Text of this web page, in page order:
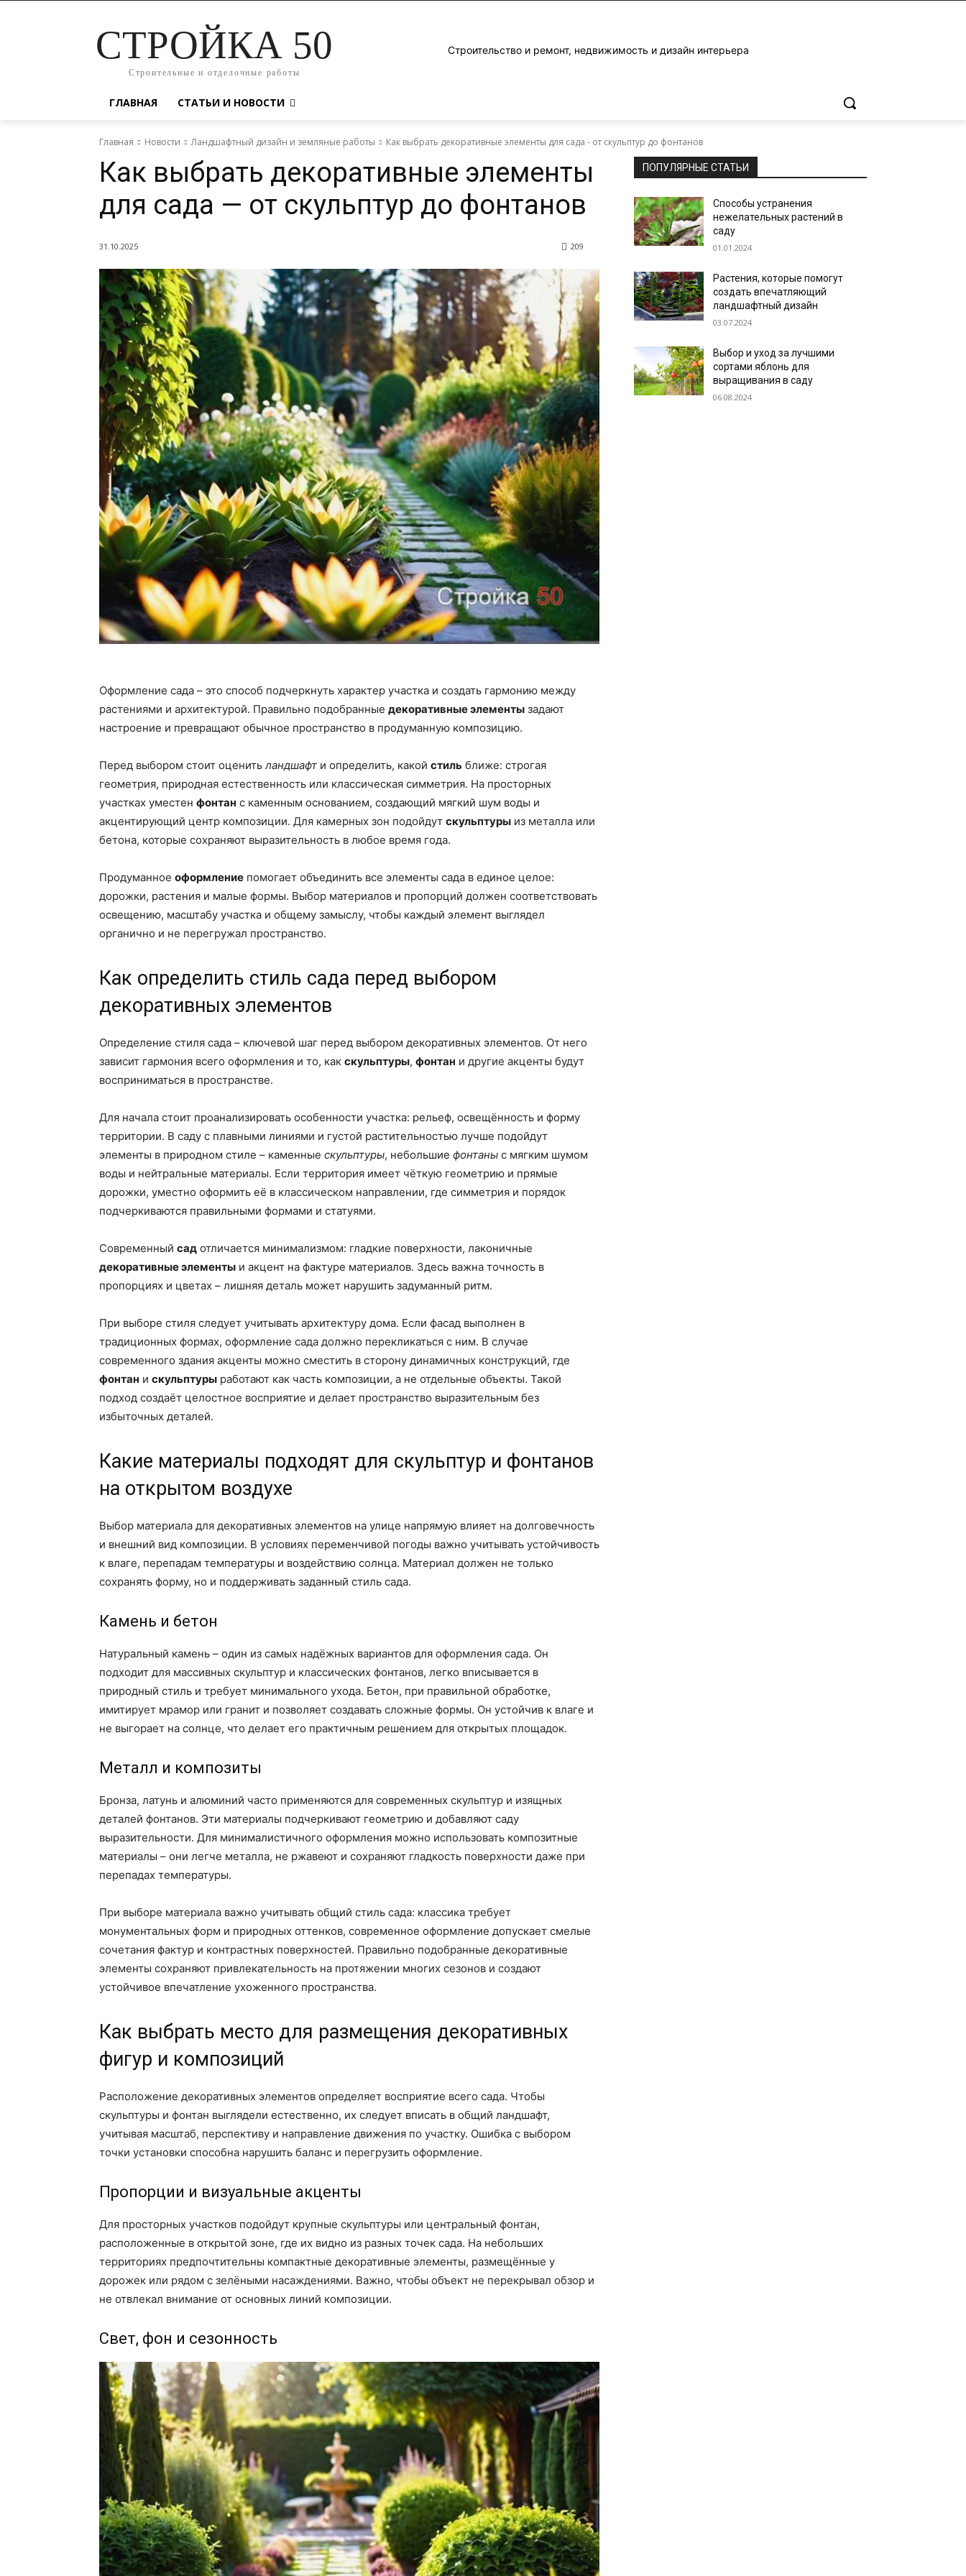
СТРОЙКА 50
Строительные и отделочные работы
Строительство и ремонт, недвижимость и дизайн интерьера
ГЛАВНАЯ СТАТЬИ И НОВОСТИ
Главная Новости Ландшафтный дизайн и земляные работы Как выбрать декоративные элементы для сада - от скульптур до фонтанов
Как выбрать декоративные элементы
для сада — от скульптур до фонтанов
31.10.2025 209
Оформление сада – это способ подчеркнуть характер участка и создать гармонию между
растениями и архитектурой. Правильно подобранные декоративные элементы задают
настроение и превращают обычное пространство в продуманную композицию.
Перед выбором стоит оценитьландшафт и определить, какой стиль ближе: строгая
геометрия, природная естественность или классическая симметрия. На просторных
участках уместен фонтан с каменным основанием, создающий мягкий шум воды и
акцентирующий центр композиции. Для камерных зон подойдут скульптуры из металла или
бетона, которые сохраняют выразительность в любое время года.
Продуманное оформление помогает объединить все элементы сада в единое целое:
дорожки, растения и малые формы. Выбор материалов и пропорций должен соответствовать
освещению, масштабу участка и общему замыслу, чтобы каждый элемент выглядел
органично и не перегружал пространство.
Как определить стиль сада перед выбором
декоративных элементов
Определение стиля сада – ключевой шаг перед выбором декоративных элементов. От него
зависит гармония всего оформления и то, как скульптуры, фонтан и другие акценты будут
восприниматься в пространстве.
Для начала стоит проанализировать особенности участка: рельеф, освещённость и форму
территории. В саду с плавными линиями и густой растительностью лучше подойдут
элементы в природном стиле – каменные скульптуры, небольшие фонтаны с мягким шумом
воды и нейтральные материалы. Если территория имеет чёткую геометрию и прямые
дорожки, уместно оформить её в классическом направлении, где симметрия и порядок
подчеркиваются правильными формами и статуями.
Современный сад отличается минимализмом: гладкие поверхности, лаконичные
декоративные элементы и акцент на фактуре материалов. Здесь важна точность в
пропорциях и цветах – лишняя деталь может нарушить задуманный ритм.
При выборе стиля следует учитывать архитектуру дома. Если фасад выполнен в
традиционных формах, оформление сада должно перекликаться с ним. В случае
современного здания акценты можно сместить в сторону динамичных конструкций, где
фонтан и скульптуры работают как часть композиции, а не отдельные объекты. Такой
подход создаёт целостное восприятие и делает пространство выразительным без
избыточных деталей.
Какие материалы подходят для скульптур и фонтанов
на открытом воздухе
Выбор материала для декоративных элементов на улице напрямую влияет на долговечность
и внешний вид композиции. В условиях переменчивой погоды важно учитывать устойчивость
к влаге, перепадам температуры и воздействию солнца. Материал должен не только
сохранять форму, но и поддерживать заданный стиль сада.
Камень и бетон
Натуральный камень – один из самых надёжных вариантов для оформления сада. Он
подходит для массивных скульптур и классических фонтанов, легко вписывается в
природный стиль и требует минимального ухода. Бетон, при правильной обработке,
имитирует мрамор или гранит и позволяет создавать сложные формы. Он устойчив к влаге и
не выгорает на солнце, что делает его практичным решением для открытых площадок.
Металл и композиты
Бронза, латунь и алюминий часто применяются для современных скульптур и изящных
деталей фонтанов. Эти материалы подчеркивают геометрию и добавляют саду
выразительности. Для минималистичного оформления можно использовать композитные
материалы – они легче металла, не ржавеют и сохраняют гладкость поверхности даже при
перепадах температуры.
При выборе материала важно учитывать общий стиль сада: классика требует
монументальных форм и природных оттенков, современное оформление допускает смелые
сочетания фактур и контрастных поверхностей. Правильно подобранные декоративные
элементы сохраняют привлекательность на протяжении многих сезонов и создают
устойчивое впечатление ухоженного пространства.
Как выбрать место для размещения декоративных
фигур и композиций
Расположение декоративных элементов определяет восприятие всего сада. Чтобы
скульптуры и фонтан выглядели естественно, их следует вписать в общий ландшафт,
учитывая масштаб, перспективу и направление движения по участку. Ошибка с выбором
точки установки способна нарушить баланс и перегрузить оформление.
Пропорции и визуальные акценты
Для просторных участков подойдут крупные скульптуры или центральный фонтан,
расположенные в открытой зоне, где их видно из разных точек сада. На небольших
территориях предпочтительны компактные декоративные элементы, размещённые у
дорожек или рядом с зелёными насаждениями. Важно, чтобы объект не перекрывал обзор и
не отвлекал внимание от основных линий композиции.
Свет, фон и сезонность
ПОПУЛЯРНЫЕ СТАТЬИ
Способы устранения
нежелательных растений в
саду
01.01.2024
Растения, которые помогут
создать впечатляющий
ландшафтный дизайн
03.07.2024
Выбор и уход за лучшими
сортами яблонь для
выращивания в саду
06.08.2024